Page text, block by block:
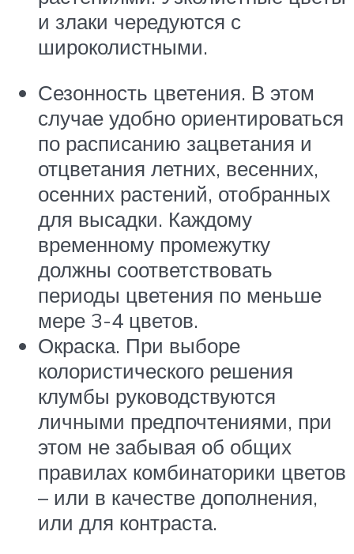
и злаки чередуются с
широколистными.
Сезонность цветения. В этом
случае удобно ориентироваться
по расписанию зацветания и
отцветания летних, весенних,
осенних растений, отобранных
для высадки. Каждому
временному промежутку
должны соответствовать
периоды цветения по меньше
мере 3-4 цветов.
Окраска. При выборе
колористического решения
клумбы руководствуются
личными предпочтениями, при
этом не забывая об общих
правилах комбинаторики цветов
– или в качестве дополнения,
или для контраста.